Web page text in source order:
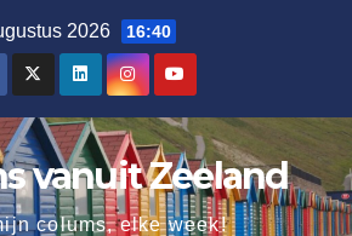
2026 16:40
vanuit Zeeland
colums, elke week!